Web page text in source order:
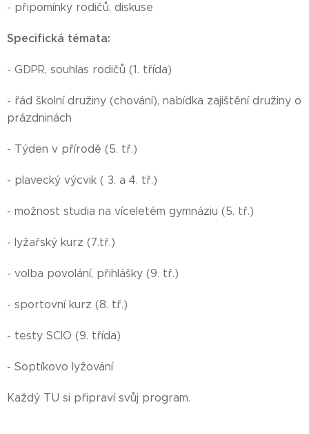
- připomínky rodičů, diskuse
Specifická témata:
- GDPR, souhlas rodičů (1. třída)
- řád školní družiny (chování), nabídka zajištění družiny o
prázdninách
- Týden v přírodě (5. tř.)
- plavecký výcvik ( 3. a 4. tř.)
- možnost studia na víceletém gymnáziu (5. tř.)
- lyžařský kurz (7.tř.)
- volba povolání, přihlášky (9. tř.)
- sportovní kurz (8. tř.)
- testy SCIO (9. třída)
- Soptíkovo lyžování
Každý TU si připraví svůj program.